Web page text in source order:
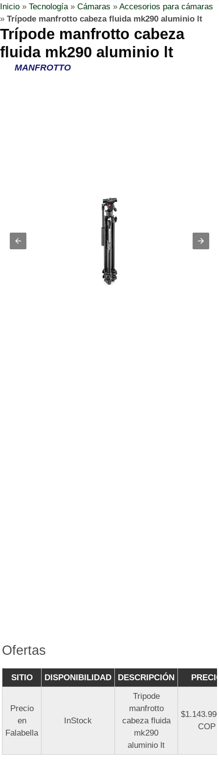
Inicio » Tecnología» Cámaras » Accesorios para cámaras
» Trípode manfrotto cabeza fluida mk290 aluminio lt
Trípode manfrotto cabeza
fluida mk290 aluminio lt
MANFROTTO
Ofertas
SITIO DISPONIBILIDAD DESCRIPCIÓN
Precio
en
Falabella
InStock
Tripode
manfrotto
cabeza fluida
mk290
aluminio lt
COP